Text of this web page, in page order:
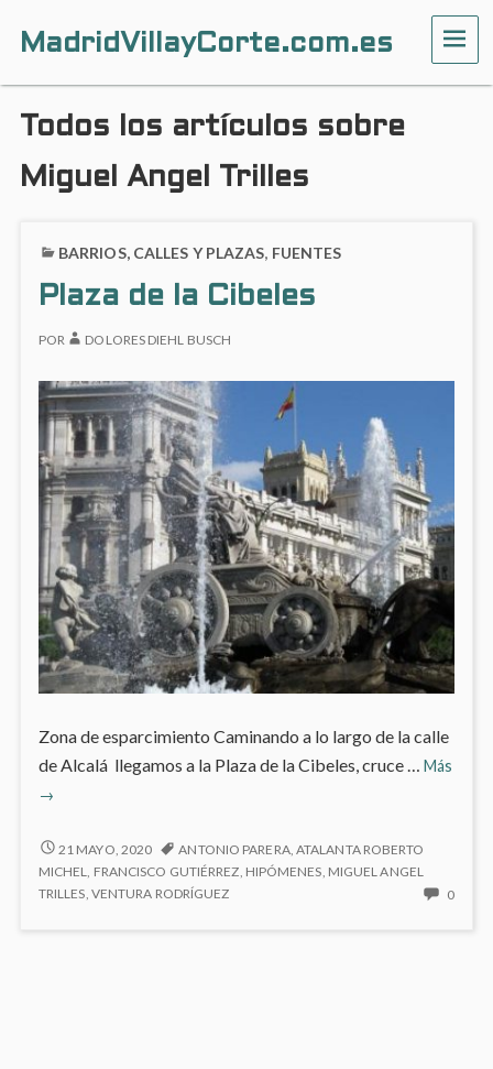
MadridVillayCorte.com.es
Todos los artículos sobre
Miguel Angel Trilles
BARRIOS, CALLES Y PLAZAS, FUENTES
Plaza de la Cibeles
POR DOLORES DIEHL BUSCH
Zona de esparcimiento Caminando a lo largo de la calle
de Alcalá llegamos a la Plaza de la Cibeles, cruce … Más
Plaza
la
Cibeles
→
PLAZA
DE
LA
21 MAYO, 2020 ANTONIO PARERA, ATALANTA ROBERTO
MICHEL
FRANCISCO GUTIÉRREZ HIPÓMENES MIGUEL ANGEL
TRILLES VENTURA RODRÍGUEZ 0NO